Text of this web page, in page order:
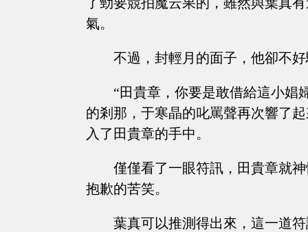
氣。
不過，封輕月的面子，他卻不
“田貴章，你要是敢借給這小娼
的剎那，于寒晶的叱罵聲再次響了
入了田貴章的手中。
僅僅看了一眼符訊，田貴章就
抱歉的苦笑。
葉真可以推測得出來，這一道